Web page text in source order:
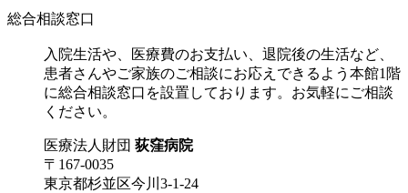
総合相談窓口
入院生活や、医療費のお支払い、退院後の生活など、
患者さんやご家族のご相談にお応えできるよう本館1階
に総合相談窓口を設置しております。お気軽にご相談
ください。
医療法人財団 荻窪病院
〒167-0035
東京都杉並区今川3-1-24